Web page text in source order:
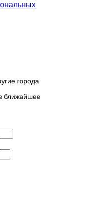
города
ближайшее